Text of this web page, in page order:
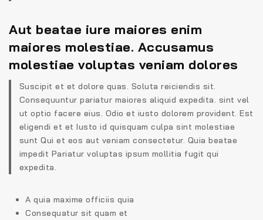
Aut beatae iure maiores enim
maiores molestiae. Accusamus
molestiae voluptas veniam dolores
Suscipit et et dolore quas. Soluta reiciendis sit.
Consequuntur pariatur maiores aliquid expedita. sint vel
ut optio facere eius. Odio et iusto dolorem provident. Est
eligendi et et Iusto id quisquam culpa sint molestiae
sunt Qui et eos aut veniam consectetur. Quia beatae
impedit Pariatur voluptas ipsum mollitia fugit qui
expedita.
A quia maxime officiis quia
Consequatur sit quam et